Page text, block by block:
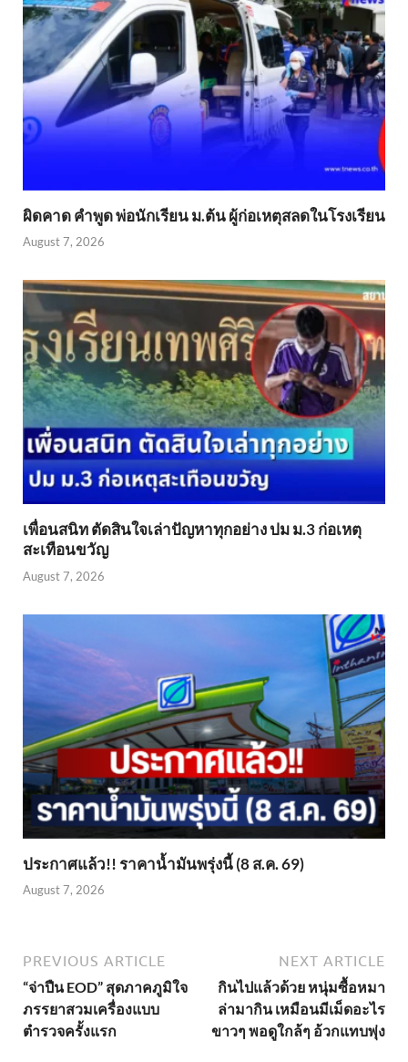
ผิดคาด คำพูด พ่อนักเรียน ม.ต้น ผู้ก่อเหตุสลดในโรงเรียน
August 7, 2026
เพื่อนสนิท ตัดสินใจเล่าปัญหาทุกอย่าง ปม ม.3 ก่อเหตุ
สะเทือนขวัญ
August 7, 2026
ประกาศแล้ว!! ราคาน้ำมันพรุ่งนี้ (8 ส.ค. 69)
August 7, 2026
PREVIOUS ARTICLE
“จ่าปืน EOD” สุดภาคภูมิใจ
ภรรยาสวมเครื่องแบบ
ตำรวจครั้งแรก
NEXT ARTICLE
กินไปแล้วด้วย หนุ่มซื้อหมา
ล่ามากิน เหมือนมีเม็ดอะไร
ขาวๆ พอดูใกล้ๆ อ้วกแทบพุ่ง